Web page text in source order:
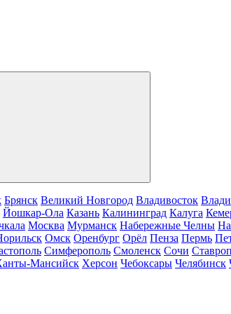
Брянск Великий Новгород Владивосток
Йошкар-Ола Казань Калининград Калуга
Москва Мурманск Набережные Челны
Омск Оренбург Орёл Пенза Пермь
Симферополь Смоленск Сочи
Мансийск Херсон Чебоксары Челябинск